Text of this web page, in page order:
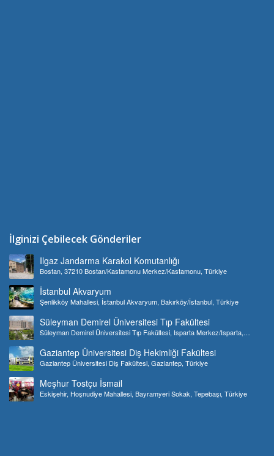
İlginizi Çebilecek Gönderiler
Ilgaz Jandarma Karakol Komutanlığı
Bostan, 37210 Bostan/Kastamonu Merkez/Kastamonu, Türkiye
İstanbul Akvaryum
Şenlikköy Mahallesi, İstanbul Akvaryum, Bakırköy/İstanbul, Türkiye
Süleyman Demirel Üniversitesi Tıp Fakültesi
Süleyman Demirel Üniversitesi Tıp Fakültesi, Isparta Merkez/Isparta,
Gaziantep Üniversitesi Diş Hekimliği Fakültesi
Gaziantep Üniversitesi Diş Fakültesi, Gaziantep, Türkiye
Meşhur Tostçu İsmail
Eskişehir, Hoşnudiye Mahallesi, Bayramyeri Sokak, Tepebaşı, Türkiye